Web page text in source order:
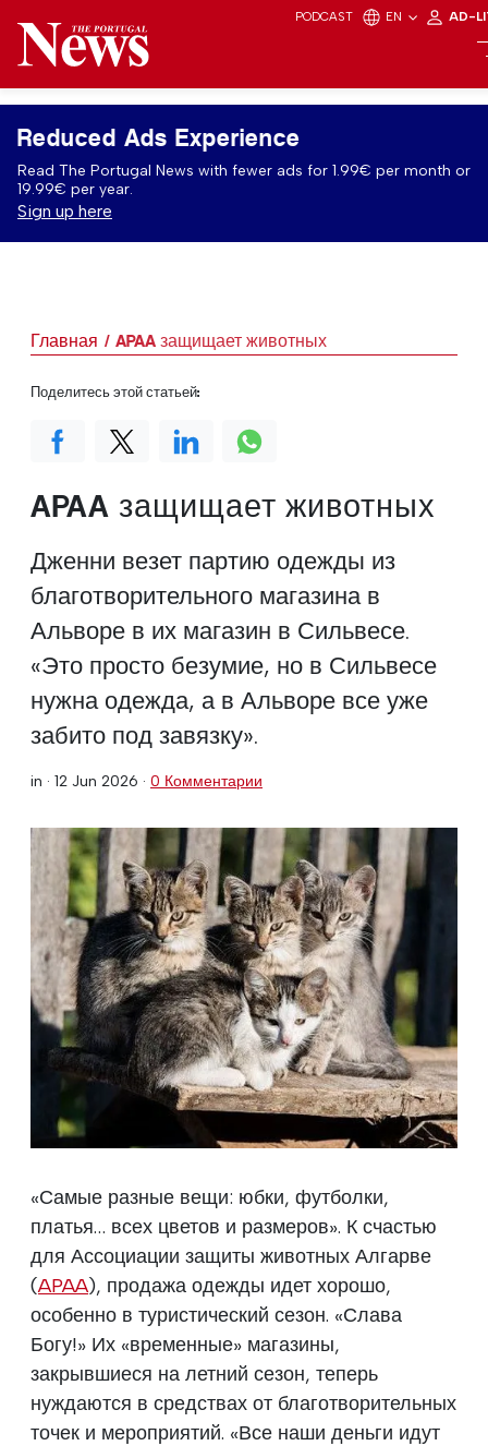
PODCAST EN AD-
Reduced Ads Experience
Read The Portugal News with fewer ads for 1.99€ per month or
19.99€ per year.
Sign up here
Главная APAA защищает животных
APAA защищает животных
Дженни везет партию одежды из
благотворительного магазина в
Альворе в их магазин в Сильвесе.
«Это просто безумие, но в Сильвесе
нужна одежда, а в Альворе все уже
забито под завязку».
in · 12 Jun 2026 · 0 Комментарии
«Самые разные вещи: юбки, футболки,
платья… всех цветов и размеров». К счастью
для Ассоциации защиты животных Алгарве
(APAA), продажа одежды идет хорошо,
особенно в туристический сезон. «Слава
Богу!» Их «временные» магазины,
закрывшиеся на летний сезон, теперь
нуждаются в средствах от благотворительных
точек и мероприятий. «Все наши деньги идут
Поделитесь этой статьей: